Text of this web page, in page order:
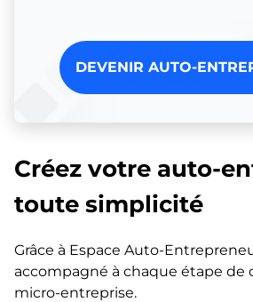
DEVENIR AUTO-
Créez votre auto-
toute simplicité
Grâce à Espace Auto-
accompagné à chaque étape de
micro-entreprise.